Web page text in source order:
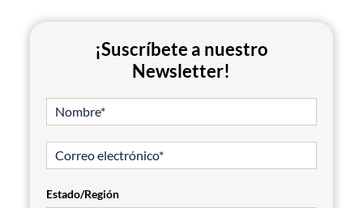
¡Suscríbete a nuestro
Newsletter!
Estado/Región